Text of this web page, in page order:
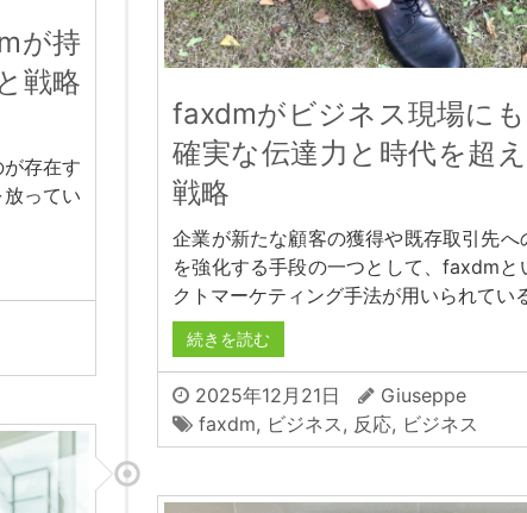
が持
戦略
存在す
ってい
faxdmがビジネス現場に
確実な伝達力と時代を超
戦略
企業が新たな顧客の獲得や既存取引先へ
を強化する手段の一つとして、faxdmと
クトマーケティング手法が用いられてい
続きを読む
2025年12月21日
Giuseppe
faxdm, ビジネス , 反応, ビジネス